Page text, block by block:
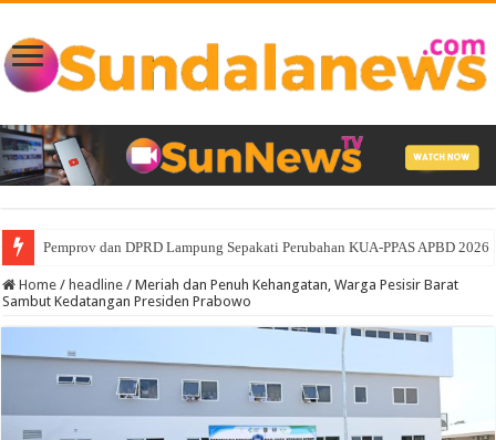
Pemprov Lampung Intensifkan Percepatan Penanggulangan Tuberkulosis
Home / headline / Meriah dan Penuh Kehangatan, Warga Pesisir Barat
Sambut Kedatangan Presiden Prabowo